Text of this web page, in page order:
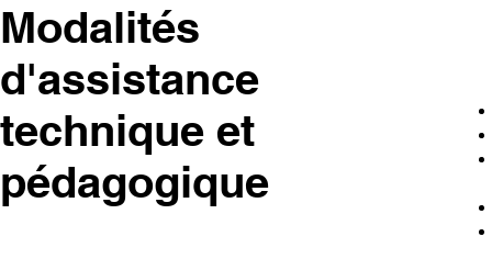
Modalités
d'assistance
technique et
pédagogique